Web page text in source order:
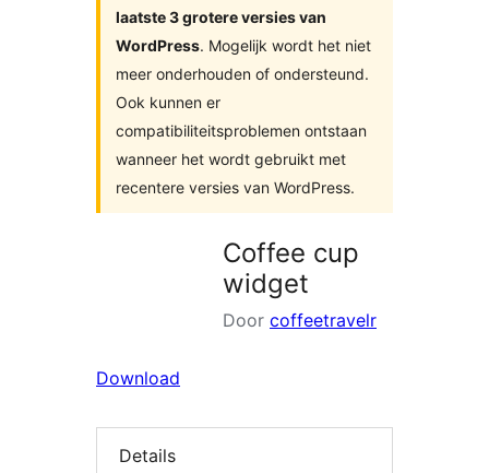
laatste 3 grotere versies van
WordPress. Mogelijk wordt het niet
meer onderhouden of ondersteund.
Ook kunnen er
compatibiliteitsproblemen ontstaan
wanneer het wordt gebruikt met
recentere versies van WordPress.
Coffee cup
widget
Door coffeetravelr
Download
Details